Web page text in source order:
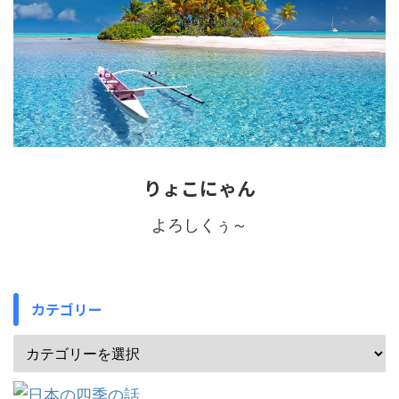
りょこにゃん
よろしくぅ～
カテゴリー